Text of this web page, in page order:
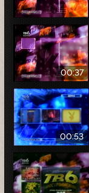
00:37
00:53